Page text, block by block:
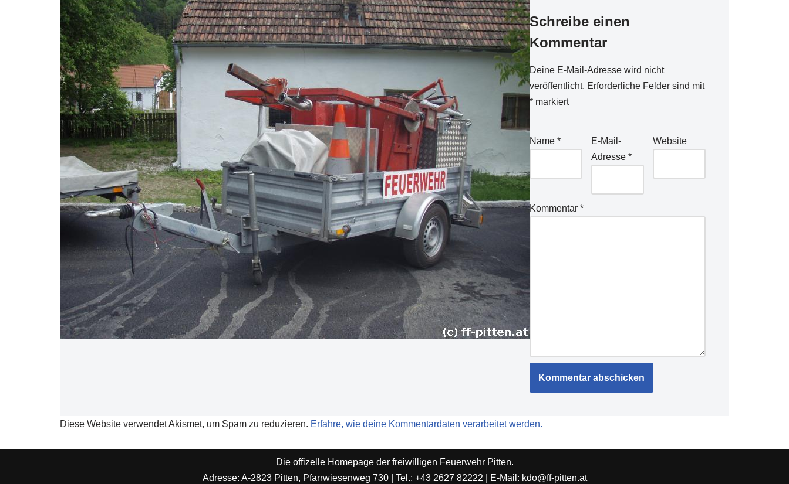
Schreibe einen
Kommentar
Deine E-Mail-Adresse wird nicht
veröffentlicht. Erforderliche Felder sind mit
* markiert
Name *
E-Mail-
Adresse *
Website
Kommentar *
Diese Website verwendet Akismet, um Spam zu reduzieren. Erfahre, wie deine Kommentardaten verarbeitet werden.
Die offizelle Homepage der freiwilligen Feuerwehr Pitten.
Adresse: A-2823 Pitten, Pfarrwiesenweg 730 | Tel.: +43 2627 82222 | E-Mail: kdo@ff-pitten.at